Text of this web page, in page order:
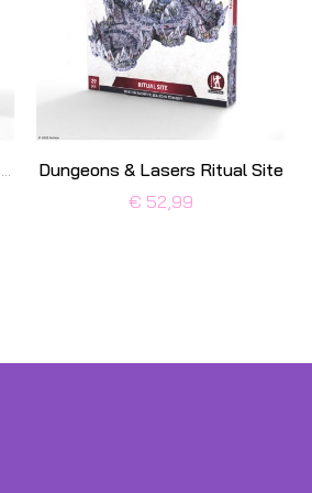
Dungeons & Lasers Demonic Caves
Dungeons & Lasers Ritual Site
€ 52,99